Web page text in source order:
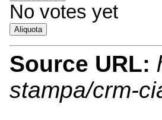
No votes yet
Aliquota
Source URL:
stampa/crm-